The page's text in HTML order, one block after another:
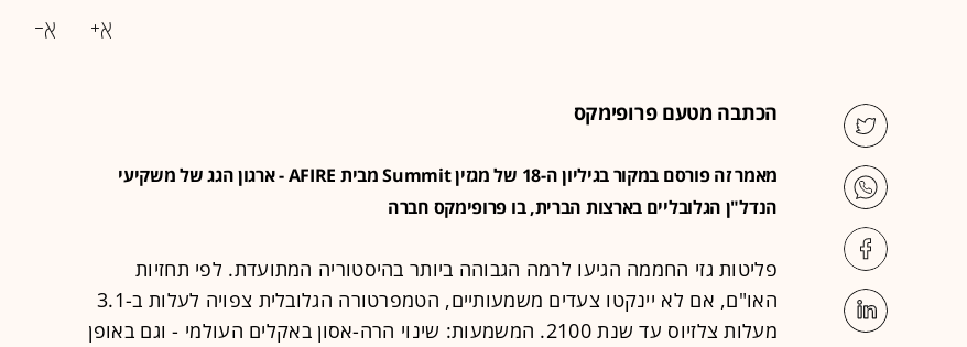
הכתבה מטעם פרופימקס
מאמר זה פורסם במקור בגיליון ה-18 של מגזין Summit מבית AFIRE - ארגון הגג של משקיעי
הנדל"ן הגלובליים בארצות הברית, בו פרופימקס חברה
פליטות גזי החממה הגיעו לרמה הגבוהה ביותר בהיסטוריה המתועדת. לפי תחזיות
האו"ם, אם לא יינקטו צעדים משמעותיים, הטמפרטורה הגלובלית צפויה לעלות ב-3.1
מעלות צלזיוס עד שנת 2100. המשמעות: שינוי הרה-אסון באקלים העולמי - וגם באופן